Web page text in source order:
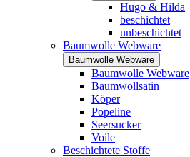
Hugo & Hilda
beschichtet
unbeschichtet
Baumwolle Webware
Baumwolle Webware
Baumwolle Webware
Baumwollsatin
Köper
Popeline
Seersucker
Voile
Beschichtete Stoffe